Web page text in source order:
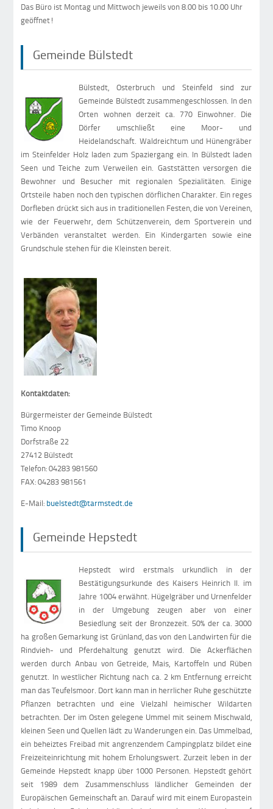
Das Büro ist Montag und Mittwoch jeweils von 8.00 bis 10.00 Uhr
geöffnet!
Gemeinde Bülstedt
Bülstedt, Osterbruch und Steinfeld sind zur
Gemeinde Bülstedt zusammengeschlossen. In den
Orten wohnen derzeit ca. 770 Einwohner. Die
Dörfer umschließt eine Moor- und
Heidelandschaft. Waldreichtum und Hünengräber
im Steinfelder Holz laden zum Spaziergang ein. In Bülstedt laden
Seen und Teiche zum Verweilen ein. Gaststätten versorgen die
Bewohner und Besucher mit regionalen Spezialitäten. Einige
Ortsteile haben noch den typischen dörflichen Charakter. Ein reges
Dorfleben drückt sich aus in traditionellen Festen, die von Vereinen,
wie der Feuerwehr, dem Schützenverein, dem Sportverein und
Verbänden veranstaltet werden. Ein Kindergarten sowie eine
Grundschule stehen für die Kleinsten bereit.
Kontaktdaten:
Bürgermeister der Gemeinde Bülstedt
Timo Knoop
Dorfstraße 22
27412 Bülstedt
Telefon: 04283 981560
FAX: 04283 981561
E-Mail: buelstedt@tarmstedt.de
Gemeinde Hepstedt
Hepstedt wird erstmals urkundlich in der
Bestätigungsurkunde des Kaisers Heinrich II. im
Jahre 1004 erwähnt. Hügelgräber und Urnenfelder
in der Umgebung zeugen aber von einer
Besiedlung seit der Bronzezeit. 50% der ca. 3000
ha großen Gemarkung ist Grünland, das von den Landwirten für die
Rindvieh- und Pferdehaltung genutzt wird. Die Ackerflächen
werden durch Anbau von Getreide, Mais, Kartoffeln und Rüben
genutzt. In westlicher Richtung nach ca. 2 km Entfernung erreicht
man das Teufelsmoor. Dort kann man in herrlicher Ruhe geschützte
Pflanzen betrachten und eine Vielzahl heimischer Wildarten
betrachten. Der im Osten gelegene Ummel mit seinem Mischwald,
kleinen Seen und Quellen lädt zu Wanderungen ein. Das Ummelbad,
ein beheiztes Freibad mit angrenzendem Campingplatz bildet eine
Freizeiteinrichtung mit hohem Erholungswert. Zurzeit leben in der
Gemeinde Hepstedt knapp über 1000 Personen. Hepstedt gehört
seit 1989 dem Zusammenschluss ländlicher Gemeinden der
Europäischen Gemeinschaft an. Darauf wird mit einem Europastein